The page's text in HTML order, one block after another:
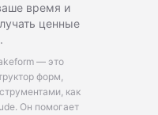
время и
ценные
— это
форм,
как
Он помогает